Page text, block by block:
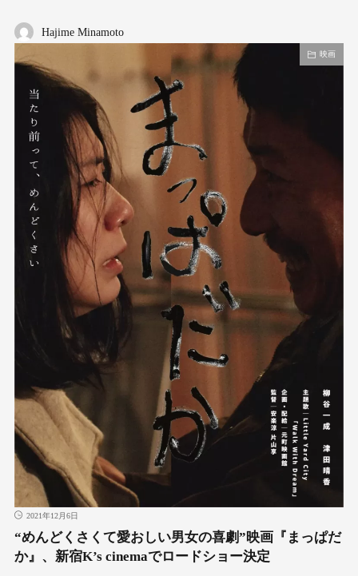
Hajime Minamoto
映画
2021年12月6日
“めんどくさくて愛おしい男女の喜劇”映画『まっぱだ
か』、新宿K’s cinemaでロードショー決定